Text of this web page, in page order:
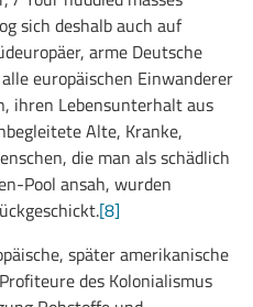
sich deshalb auch auf
arme Deutsche
europäischen Einwanderer
ihren Lebensunterhalt aus
Alte, Kranke,
die man als schädlich
Pool ansah, wurden
[8]
später amerikanische
des Kolonialismus